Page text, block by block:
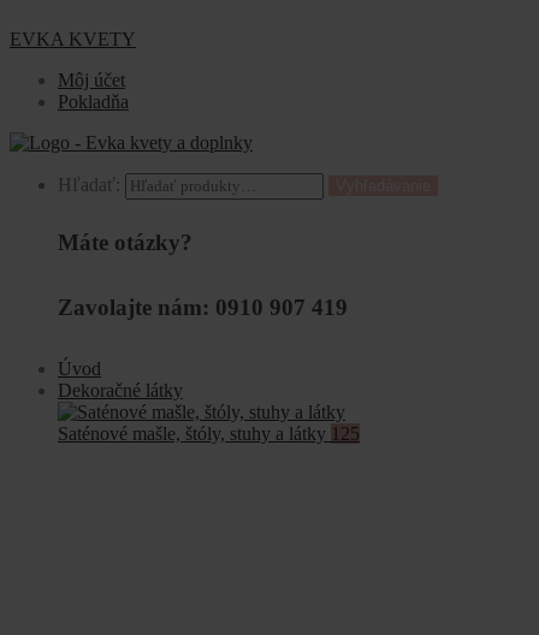
EVKA KVETY
Môj účet
Pokladňa
Hľadať:
Máte otázky?
Zavolajte nám: 0910 907 419
Úvod
Dekoračné látky
Saténové mašle, štóly, stuhy a látky 125